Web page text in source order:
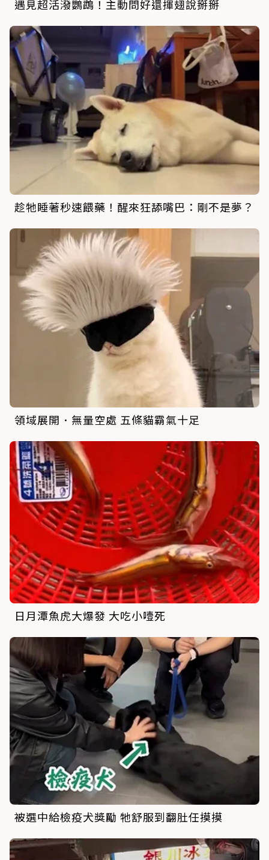
遇見超活潑鸚鵡！主動問好還揮翅說掰掰
趁牠睡著秒速餵藥！醒來狂舔嘴巴：剛不是夢？
領域展開．無量空處 五條貓霸氣十足
日月潭魚虎大爆發 大吃小噎死
被選中給檢疫犬獎勵 牠舒服到翻肚任摸摸